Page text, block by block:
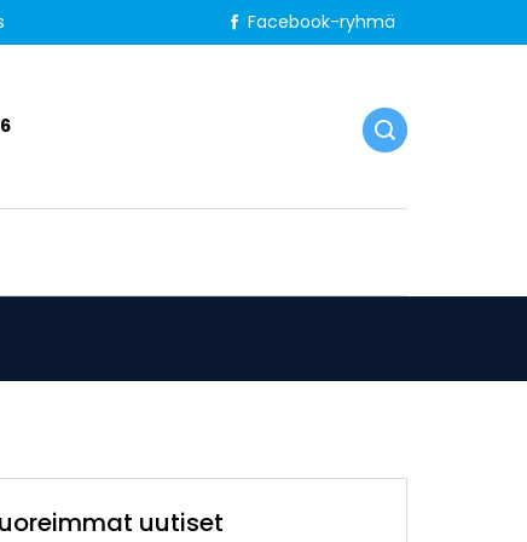
Facebook-ryhmä
uutiset